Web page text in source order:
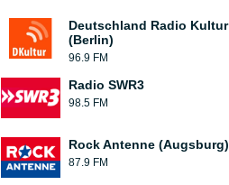
Deutschland Radio Kultur
(Berlin)
96.9 FM
Radio SWR3
98.5 FM
Rock Antenne (Augsburg)
87.9 FM